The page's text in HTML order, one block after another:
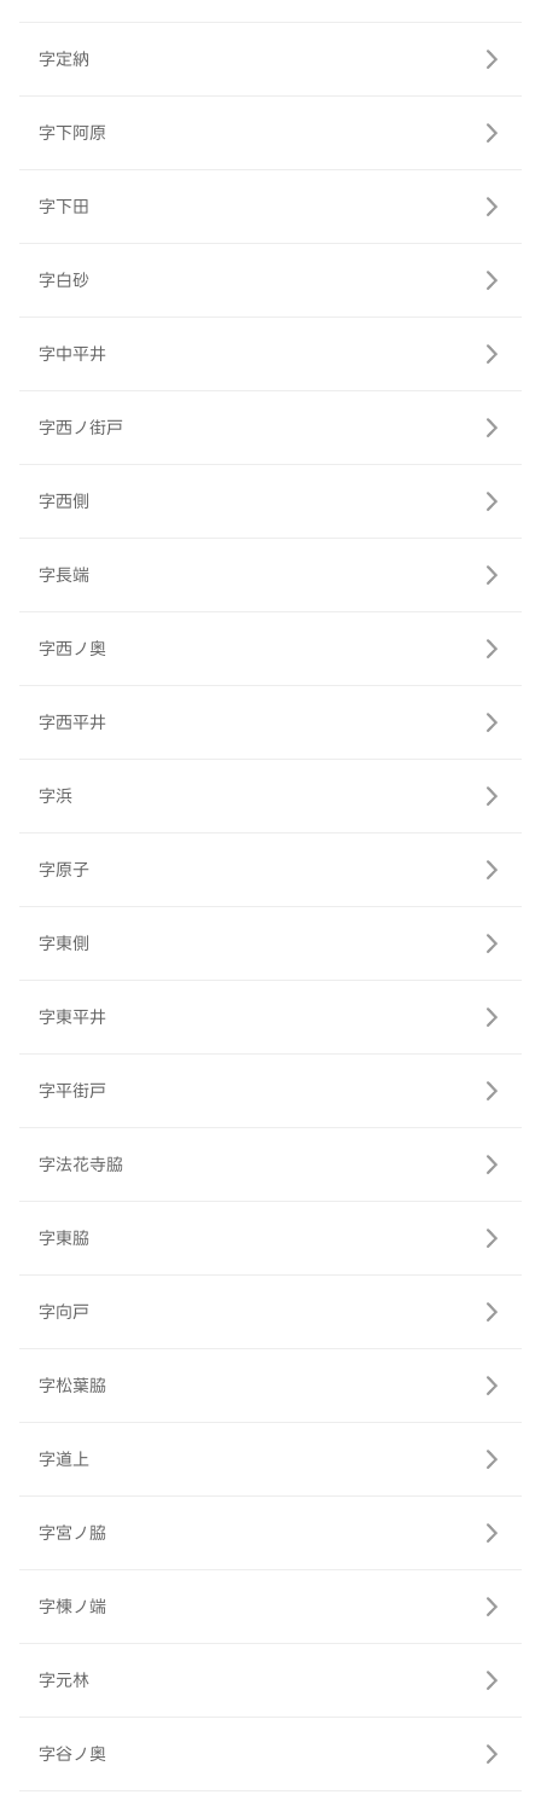
字定納
字下阿原
字下田
字白砂
字中平井
字西ノ街戸
字西側
字長端
字西ノ奥
字西平井
字浜
字原子
字東側
字東平井
字平街戸
字法花寺脇
字東脇
字向戸
字松葉脇
字道上
字宮ノ脇
字棟ノ端
字元林
字谷ノ奥